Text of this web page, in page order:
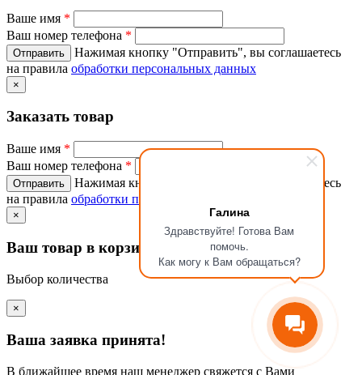
Галина
Здравствуйте! Готова Вам
помочь.
Как могу к Вам обращаться?
Ваше имя *
Ваш номер телефона *
Нажимая кнопку "Отправить", вы соглашаетесь
на правила обработки персональных данных
×
Заказать товар
Ваше имя *
Ваш номер телефона *
Нажимая кнопку "Отправить", вы соглашаетесь
на правила обработки персональных данных
×
Ваш товар в корзине
Выбор количества
×
Ваша заявка принята!
В ближайшее время наш менеджер свяжется с Вами